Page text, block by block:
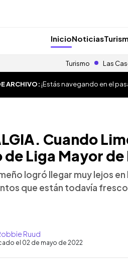
InicioNoticias
Turismo Las
ARCHIVO:¡Estás navegando en el
Cuando
Liga Mayor
logró llegar muy lejos
que están todavía
Ruud
el 02 de mayo de 2022